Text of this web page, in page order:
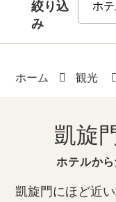
絞り込
み
ホーム 観光
凱旋
ホテルか
凱旋門にほど近